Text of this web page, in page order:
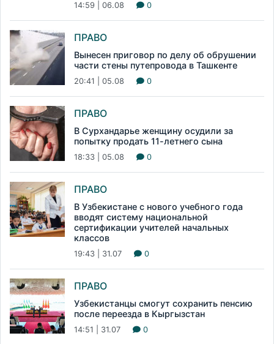
14:59 | 06.08 0
ПРАВО
Вынесен приговор по делу об обрушении
части стены путепровода в Ташкенте
20:41 | 05.08 0
ПРАВО
В Сурхандарье женщину осудили за
попытку продать 11-летнего сына
18:33 | 05.08 0
ПРАВО
В Узбекистане с нового учебного года
вводят систему национальной
сертификации учителей начальных
классов
19:43 | 31.07 0
ПРАВО
Узбекистанцы смогут сохранить пенсию
после переезда в Кыргызстан
14:51 | 31.07 0